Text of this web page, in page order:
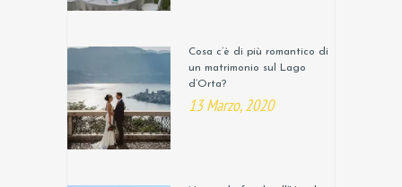
Cosa c’è di più romantico di
un matrimonio sul Lago
d’Orta?
13 Marzo, 2020